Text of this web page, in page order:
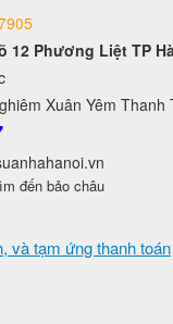
12 Phương Liệt TP
Xuân Yêm Thanh
đến bảo châu
và tạm ứng thanh toán